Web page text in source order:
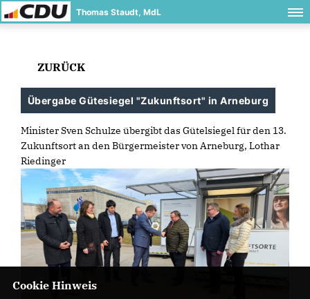
Thomas Staudt, MdL
ZURÜCK
Übergabe Gütesiegel "Zukunftsort" in Arneburg
Minister Sven Schulze übergibt das Gütelsiegel für den 13.
Zukunftsort an den Bürgermeister von Arneburg, Lothar
Riedinger
Cookie Hinweis